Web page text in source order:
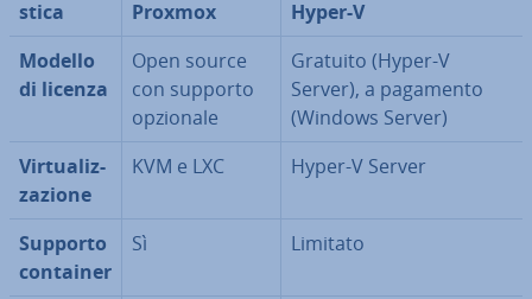
sti­ca
Proxmox
Hyper-V
Modello
di licenza
Open source
con supporto
opzionale
Gratuito (Hyper-V
Server), a pagamento
(Windows Server)
Vir­tua­liz­
za­zio­ne
KVM e LXC Hyper-V Server
Supporto
container
Sì Limitato